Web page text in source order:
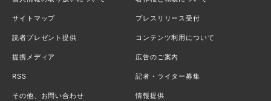
サイトマップ プレスリリース受付
読者プレゼント提供 コンテンツ利用について
提携メディア 広告のご案内
RSS 記者・ライター募集
その他、お問い合わせ 情報提供